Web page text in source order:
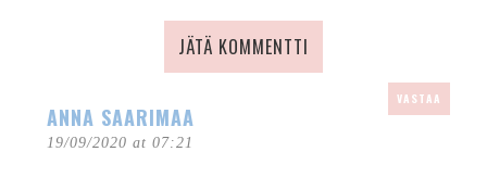
JÄTÄ KOMMENTTI
ANNA SAARIMAA
19/09/2020 at 07:21
VASTAA